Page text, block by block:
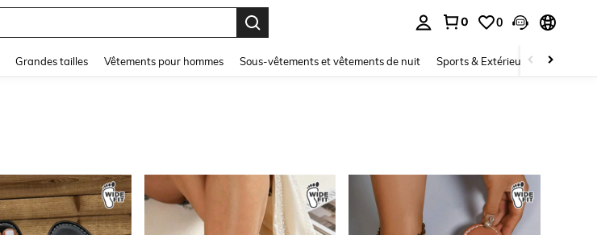
0 0
Grandes tailles Vêtements pour hommes Sous-vêtements et vêtements de nuit Sports & Extérieur Enfants